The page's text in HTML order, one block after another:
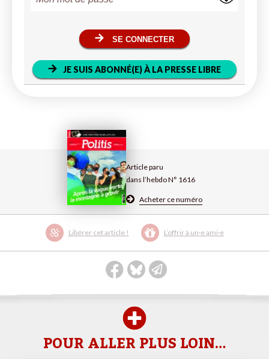
Article paru
dans l’hebdo N° 1616
Acheter ce numéro
Libérer cet article ! L’offrir à un·e ami·e
SE CONNECTER
JE SUIS ABONNÉ(E) À LA PRESSE LIBRE
POUR ALLER PLUS LOIN…